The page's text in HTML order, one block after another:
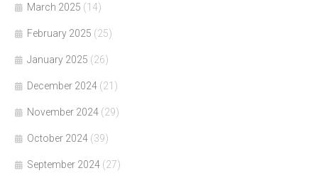
March 2025 (14)
February 2025 (25)
January 2025 (26)
December 2024 (21)
November 2024 (29)
October 2024 (39)
September 2024 (27)